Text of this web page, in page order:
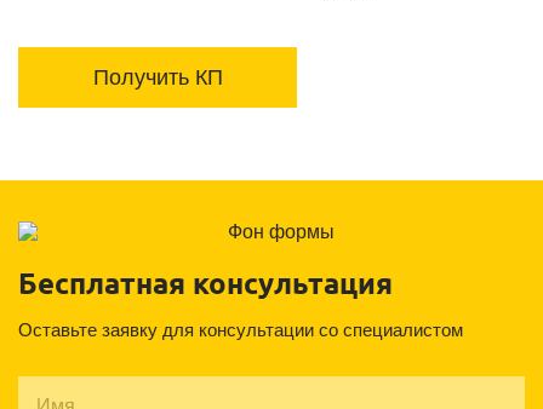
Получить КП
Бесплатная консультация
Оставьте заявку для консультации со специалистом